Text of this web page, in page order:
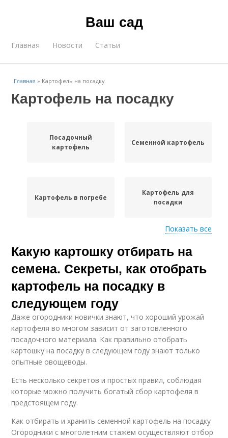
Ваш сад
Главная Новости Статьи
Главная » Картофель на посадку
Картофель на посадку
Посадочный
картофель
Семенной картофель
Картофель в погребе
Картофель для
посадки
Сорта для посадки Уход за картофелем
Картофель в ящике
Показать все
Какую картошку отбирать на
семена. Секреты, как отобрать
картофель на посадку в
следующем году
Даже огородники новички знают, что хороший урожай
картофеля во многом зависит от заготовленного
посадочного материала. Как правильно отобрать
картошку на посадку в следующем году знают только
опытные овощеводы.
Есть несколько секретов и простых правил, соблюдая
которые можно получить богатый сбор картофеля в
предстоящем году.
Как отбирать и хранить семенной картофель на посадку
Огородники с многолетним стажем осуществляют отбор